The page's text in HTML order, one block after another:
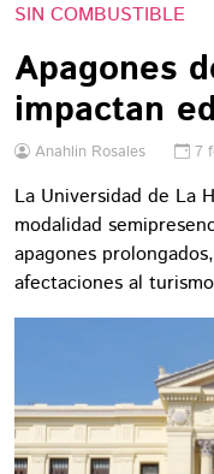
SIN COMBUSTIBLE
Apagones
impactan
Anahlin Rosales 7
La Universidad de La
modalidad
apagones
afectaciones al